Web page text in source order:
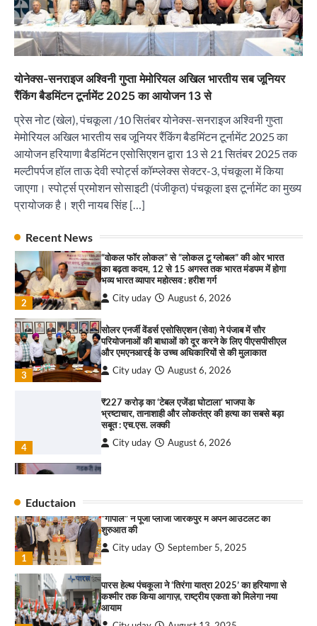
योनेक्स-सनराइज अश्विनी गुप्ता मेमोरियल अखिल भारतीय सब जूनियर
रैंकिंग बैडमिंटन टूर्नामेंट 2025 का आयोजन 13 से
प्रेस नोट (खेल), पंचकूला /10 सितंबर योनेक्स-सनराइज अश्विनी गुप्ता
मेमोरियल अखिल भारतीय सब जूनियर रैंकिंग बैडमिंटन टूर्नामेंट 2025 का
आयोजन हरियाणा बैडमिंटन एसोसिएशन द्वारा 13 से 21 सितंबर 2025 तक
मल्टीपर्पज हॉल ताऊ देवी स्पोर्ट्स कॉम्प्लेक्स सेक्टर-3, पंचकूला में किया
जाएगा। स्पोर्ट्स प्रमोशन सोसाइटी (पंजीकृत) पंचकूला इस टूर्नामेंट का मुख्य
प्रायोजक है। श्री नायब सिंह […]
Recent News
2 City uday August 6, 2026
3
सोलर एनर्जी वेंडर्स एसोसिएशन (सेवा) ने पंजाब में सौर
परियोजनाओं की बाधाओं को दूर करने के लिए पीएसपीसीएल
City uday August 6, 2026
4
भ्रष्टाचार, तानाशाही और लोकतंत्र की हत्या का सबसे बड़ा
सबूत : एच.एस. लक्की
City uday August 6, 2026
इंडियन नेशनल थियेटर द्वारा 9 अगस्त को होगा ‘वर्षा ऋतु
संगीत संध्या 2026’ का आयोजन
2
“वोकल फॉर लोकल” से “लोकल टू ग्लोबल” की ओर भारत
का बढ़ता कदम, 12 से 15 अगस्त तक भारत मंडपम में होगा
भव्य भारत व्यापार महोत्सव : हरीश गर्ग
City uday August 6, 2026
3
सोलर एनर्जी वेंडर्स एसोसिएशन (सेवा) ने पंजाब में सौर
परियोजनाओं की बाधाओं को दूर करने के लिए पीएसपीसीएल
और एमएनआरई के उच्च अधिकारियों से की मुलाकात
City uday August 6, 2026
4
₹227 करोड़ का ‘टेबल एजेंडा घोटाला’ भाजपा के
भ्रष्टाचार, तानाशाही और लोकतंत्र की हत्या का सबसे बड़ा
सबूत : एच.एस. लक्की
City uday August 6, 2026
1
“वोकल फॉर लोकल” से “लोकल टू ग्लोबल” की ओर भारत
का बढ़ता कदम, 12 से 15 अगस्त तक भारत मंडपम में होगा
भव्य भारत व्यापार महोत्सव : हरीश गर्ग
City uday August 6, 2026
सोलर एनर्जी वेंडर्स एसोसिएशन (सेवा) ने पंजाब में सौर
Eductaion
2
पारस हेल्थ पंचकूला ने ‘तिरंगा यात्रा 2025’ का हरियाणा से
आयाम
City uday August 13, 2025
3
सरकारी आदर्श उच्च विद्यालय, सैक्टर 34-सी, चण्डीगढ़ में
कार्यक्रम आयोजित
City uday August 6, 2025
राहुल गाँधी ने खाई है वैश्विक मंच पर भारत को कमजोर करने
की कसम: देवशाली
City uday August 6, 2025
1
“गोपाल” ने पूजा प्लाजा जीरकपुर में अपने आउटलेट की
शुरुआत की
City uday September 5, 2025
पारस हेल्थ पंचकूला ने ‘तिरंगा यात्रा 2025’ का हरियाणा से
कश्मीर तक किया आगाज़, राष्ट्रीय एकता को मिलेगा नया
आयाम